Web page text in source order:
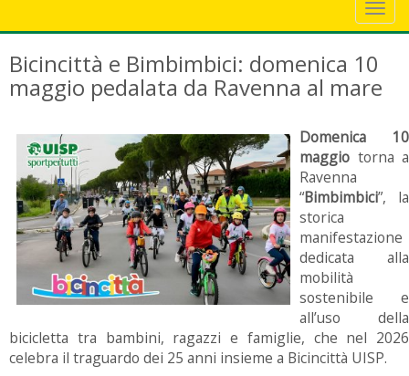
Bicincittà e Bimbimbici: domenica 10
maggio pedalata da Ravenna al mare
Domenica 10
maggio torna a
Ravenna
“Bimbimbici”, la
storica
manifestazione
dedicata alla
mobilità
sostenibile e
all’uso della
bicicletta tra bambini, ragazzi e famiglie, che nel 2026
celebra il traguardo dei 25 anni insieme a Bicincittà UISP.